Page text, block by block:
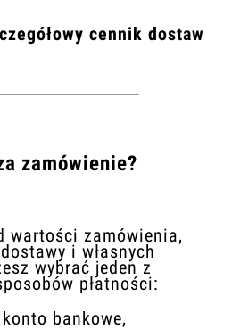
cennik dostaw
zamówienie?
wartości zamówienia,
i własnych
wybrać jeden z
płatności:
bankowe,